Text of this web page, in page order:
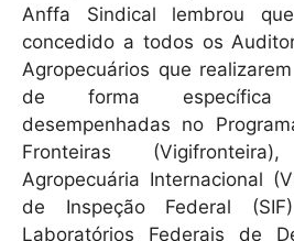
Anffa Sindical lembrou
concedido a todos os
Agropecuários que
de forma específica
desempenhadas no
Fronteiras
Agropecuária Internacional
de Inspeção Federal
Laboratórios Federais de